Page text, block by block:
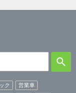
ク
営業車